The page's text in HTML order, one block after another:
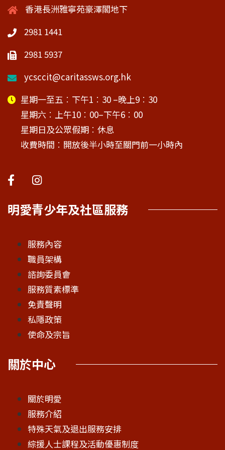
香港長洲雅寧苑豪澤閣地下
2981 1441
2981 5937
ycsccit@caritassws.org.hk
星期一至五︰下午1︰30 –晚上9︰30
星期六︰上午10︰00–下午6︰00
星期日及公眾假期︰休息
收費時間︰開放後半小時至關門前一小時內
明愛青少年及社區服務
服務內容
職員架構
諮詢委員會
服務質素標準
免責聲明
私隱政策
使命及宗旨
關於中心
關於明愛
服務介紹
特殊天氣及退出服務安排
綜援人士課程及活動優惠制度